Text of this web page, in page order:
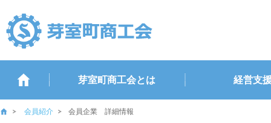
芽室町商工会とは 経営支
会員紹介 会員企業 詳細情報